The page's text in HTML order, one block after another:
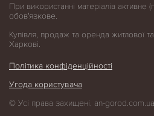
При використанні матеріалів активне
обов'язкове.
Купівля, продаж та оренда житлової
Харкові.
Політика конфіденційності
Угода користувача
© Усі права захищені. an-